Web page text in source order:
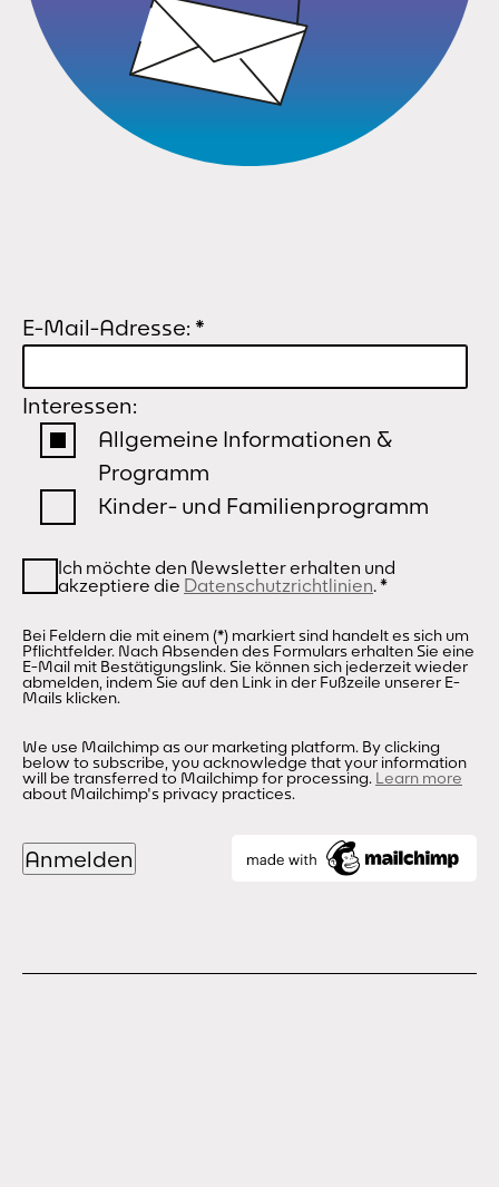
E-Mail-Adresse: *
Interessen:
Allgemeine Informationen &
Programm
Kinder- und Familienprogramm
Ich möchte den Newsletter erhalten und
akzeptiere die Datenschutzrichtlinien.*
Bei Feldern die mit einem (*) markiert sind handelt es sich um
Pflichtfelder. Nach Absenden des Formulars erhalten Sie eine
E-Mail mit Bestätigungslink. Sie können sich jederzeit wieder
abmelden, indem Sie auf den Link in der Fußzeile unserer E-
Mails klicken.
We use Mailchimp as our marketing platform. By clicking
below to subscribe, you acknowledge that your information
will be transferred to Mailchimp for processing. Learn more
about Mailchimp's privacy practices.